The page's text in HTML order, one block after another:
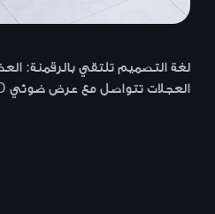
لغة التصميم تلتقي بالرقمنة:
العجلات تتواصل مع عرض ضوئي OLED رقمي.